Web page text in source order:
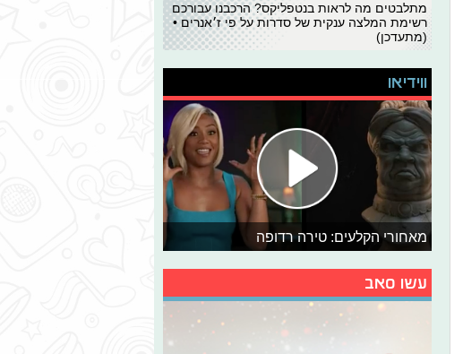
מתלבטים מה לראות בנטפליקס? הרכבנו עבורכם
רשימת המלצה ענקית של סדרות על פי ז׳אנרים •
(מתעדכן)
ווידיאו
מאחורי הקלעים: טירה רדופה
עשו סאב